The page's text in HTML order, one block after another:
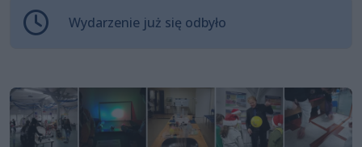
Wydarzenie już się odbyło